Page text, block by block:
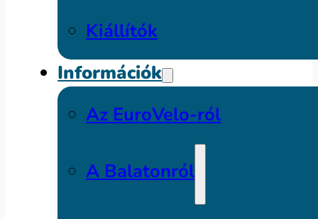
Kiállítók
Információk
Az EuroVelo-ról
A Balatonról